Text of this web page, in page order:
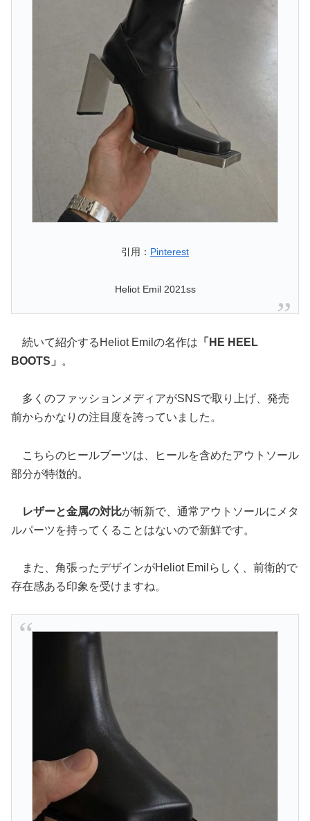
引用： Pinterest
Heliot Emil 2021ss
続いて紹介するHeliot Emilの名作は 「HE HEEL
BOOTS」
。
多くのファッションメディアがSNSで取り上げ、発売
前からかなりの注目度を誇っていました。
こちらのヒールブーツは、ヒールを含めたアウトソール
部分が特徴的。
レザーと金属の対比が斬新で、通常アウトソールにメタ
ルパーツを持ってくることはないので新鮮です。
また、角張ったデザインがHeliot Emilらしく、前衛的で
存在感ある印象を受けますね。